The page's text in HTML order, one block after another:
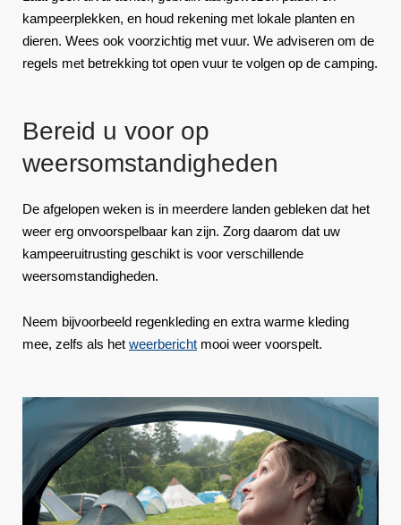
kampeerplekken, en houd rekening met lokale planten en
dieren. Wees ook voorzichtig met vuur. We adviseren om de
regels met betrekking tot open vuur te volgen op de camping.
Bereid u voor op
weersomstandigheden
De afgelopen weken is in meerdere landen gebleken dat het
weer erg onvoorspelbaar kan zijn. Zorg daarom dat uw
kampeeruitrusting geschikt is voor verschillende
weersomstandigheden.
Neem bijvoorbeeld regenkleding en extra warme kleding
mee, zelfs als het weerbericht mooi weer voorspelt.